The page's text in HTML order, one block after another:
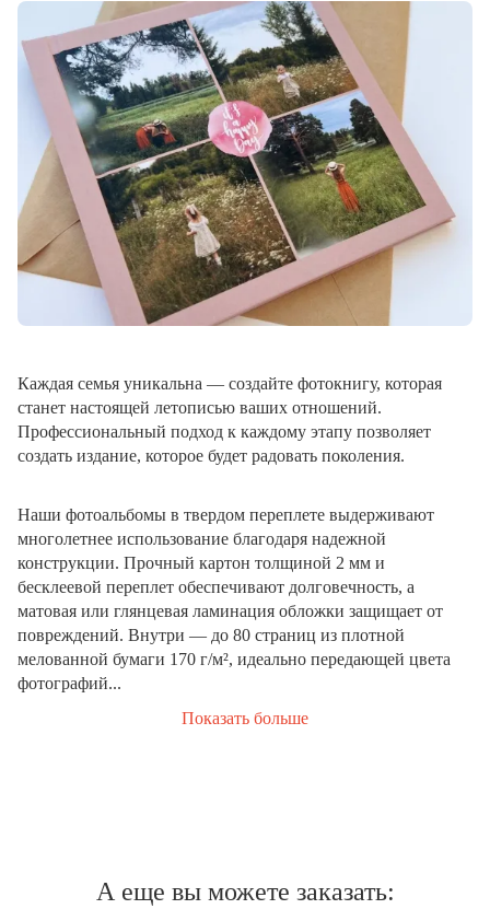
Каждая семья уникальна — создайте фотокнигу, которая
станет настоящей летописью ваших отношений.
Профессиональный подход к каждому этапу позволяет
создать издание, которое будет радовать поколения.
Наши фотоальбомы в твердом переплете выдерживают
многолетнее использование благодаря надежной
конструкции. Прочный картон толщиной 2 мм и
бесклеевой переплет обеспечивают долговечность, а
матовая или глянцевая ламинация обложки защищает от
повреждений. Внутри — до 80 страниц из плотной
мелованной бумаги 170 г/м², идеально передающей цвета
фотографий...
Показать больше
А еще вы можете заказать: